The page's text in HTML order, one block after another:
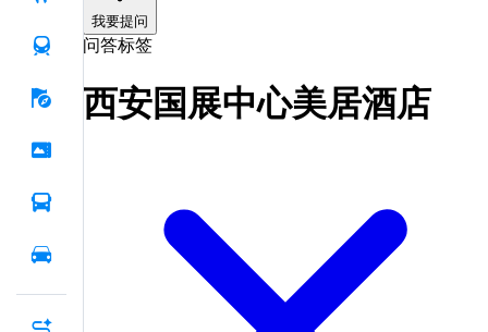
我要提问
问答标签
西安国展中心美居酒店